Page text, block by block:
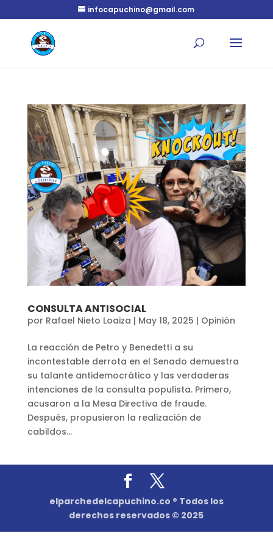
infocapuchino@gmail.com
CONSULTA ANTISOCIAL
por Rafael Nieto Loaiza | May 18, 2025 | Opinión
La reacción de Petro y Benedetti a su
incontestable derrota en el Senado demuestra
su talante antidemocrático y las verdaderas
intenciones de la consulta populista. Primero,
acusaron a la Mesa Directiva de fraude.
Después, propusieron la realización de
cabildos...
elparchedelcapuchino.co ® Todos los
derechos reservados © 2025